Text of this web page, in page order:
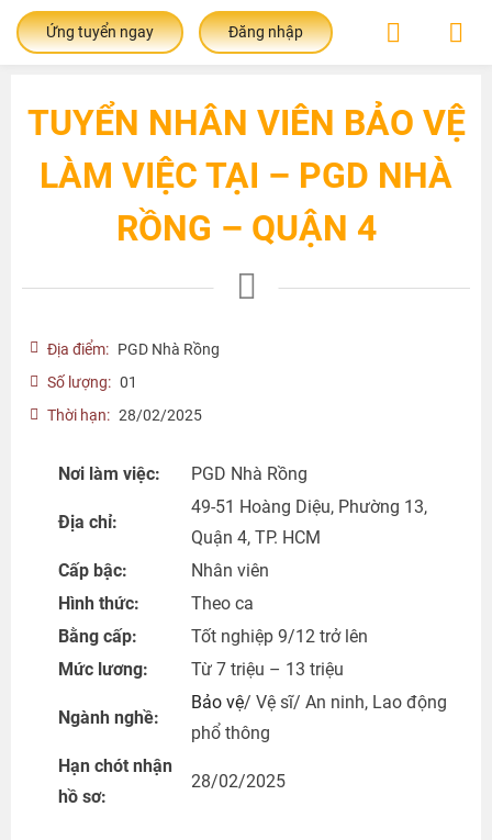
Ứng tuyển ngay Đăng nhập
TUYỂN NHÂN VIÊN BẢO VỆ
LÀM VIỆC TẠI – PGD NHÀ
RỒNG – QUẬN 4
Địa điểm: PGD Nhà Rồng
Số lượng: 01
Thời hạn: 28/02/2025
Nơi làm việc: PGD Nhà Rồng
Địa chỉ:
49-51 Hoàng Diệu, Phường 13,
Quận 4, TP. HCM
Cấp bậc:
Nhân viên
Hình thức:
Theo ca
Bằng cấp:
Tốt nghiệp 9/12 trở lên
Mức lương:
Từ 7 triệu – 13 triệu
Ngành nghề:
Bảo vệ/ Vệ sĩ/ An ninh, Lao động
phổ thông
Hạn chót nhận
hồ sơ:
28/02/2025